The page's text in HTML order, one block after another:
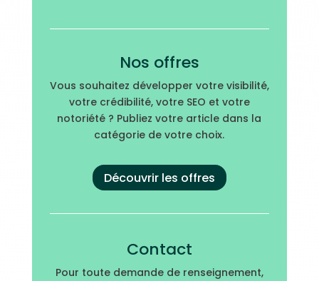
Nos offres
Vous souhaitez développer votre visibilité,
votre crédibilité, votre SEO et votre
notoriété ? Publiez votre article dans la
catégorie de votre choix.
Découvrir les offres
Contact
Pour toute demande de renseignement,